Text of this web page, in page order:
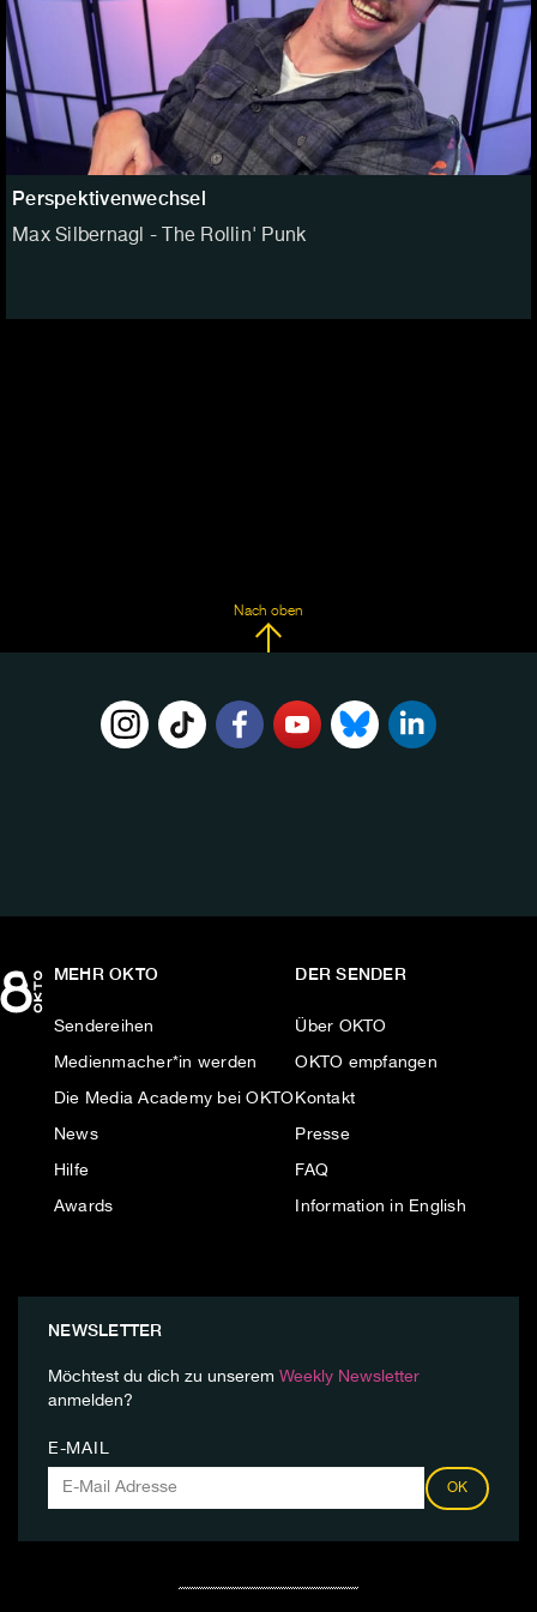
Perspektivenwechsel
Max Silbernagl - The Rollin' Punk
Nach oben
MEHR OKTO
Sendereihen
Medienmacher*in werden
Die Media Academy bei OKTO
News
Hilfe
Awards
DER SENDER
Über OKTO
OKTO empfangen
Kontakt
Presse
FAQ
Information in English
NEWSLETTER
Möchtest du dich zu unserem Weekly Newsletter
anmelden?
E-MAIL
OK